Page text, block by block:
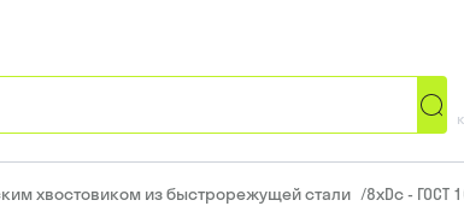
хвостовиком из быстрорежущей стали /8xDc - ГОСТ